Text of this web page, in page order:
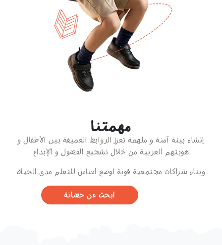
مهمتنا
إنشاء بيئة آمنة و ملهمة تعزز الروابط العميقة بين الأطفال و
هويتهم العربية من خلال تشجيع الفضول و الإبداع
وبناء شراكات مجتمعية قوية لوضع أساس للتعلم مدى الحياة
ابحث عن حضانة